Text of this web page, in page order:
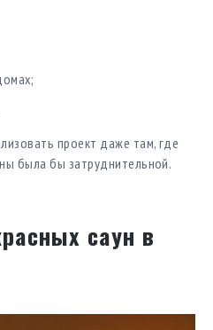
проект даже там, где
была бы затруднительной.
саун в